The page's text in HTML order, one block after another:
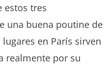
estos tres
una buena poutine de
en París sirven
realmente por su